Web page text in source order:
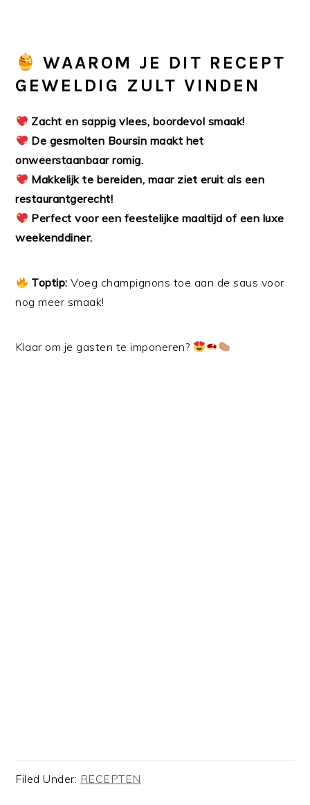
WAAROM JE DIT RECEPT
GEWELDIG ZULT VINDEN
Zacht en sappig vlees, boordevol smaak!
De gesmolten Boursin maakt het
onweerstaanbaar romig.
Makkelijk te bereiden, maar ziet eruit als een
restaurantgerecht!
Perfect voor een feestelijke maaltijd of een luxe
weekenddiner.
Toptip: Voeg champignons toe aan de saus voor
nog meer smaak!
Klaar om je gasten te imponeren?
Filed Under: RECEPTEN